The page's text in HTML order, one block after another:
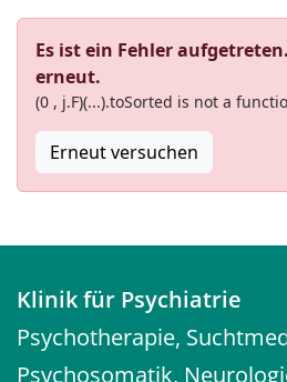
Es ist ein Fehler
erneut.
(0 , j.F)(...).toSorted is not a
Erneut versuchen
Klinik für Psychiatrie
Psychotherapie,
Psychosomatik,